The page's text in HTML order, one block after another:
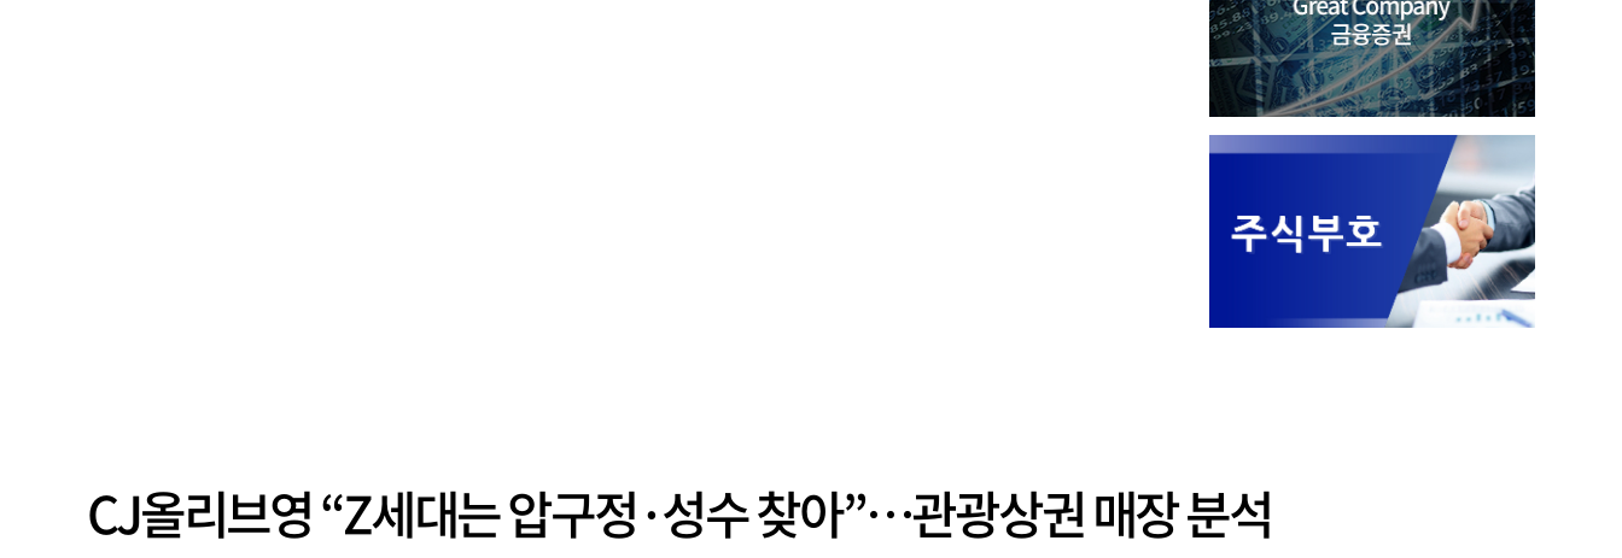
CJ올리브영 “Z세대는 압구정·성수 찾아”…관광상권 매장 분석